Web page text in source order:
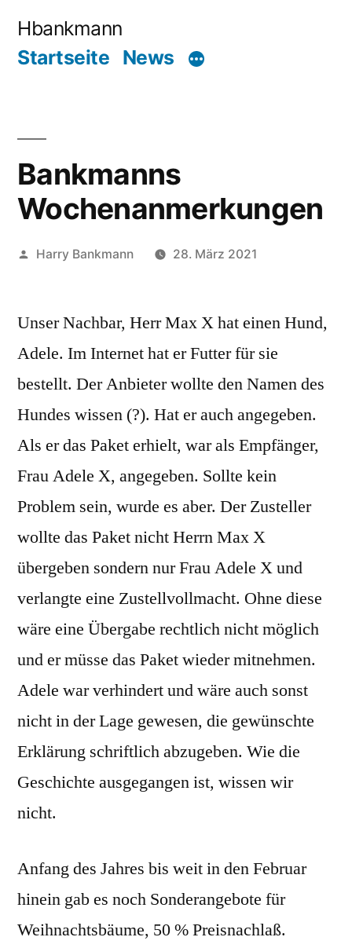
Inhalt
Hbankmann
Startseite News
Bankmanns
Wochenanmerkungen
Veröffentlicht
Harry Bankmann 28. März 2021
Unser Nachbar, Herr Max X hat einen Hund,
Adele. Im Internet hat er Futter für sie
bestellt. Der Anbieter wollte den Namen des
Hundes wissen (?). Hat er auch angegeben.
Als er das Paket erhielt, war als Empfänger,
Frau Adele X, angegeben. Sollte kein
Problem sein, wurde es aber. Der Zusteller
wollte das Paket nicht Herrn Max X
übergeben sondern nur Frau Adele X und
verlangte eine Zustellvollmacht. Ohne diese
wäre eine Übergabe rechtlich nicht möglich
und er müsse das Paket wieder mitnehmen.
Adele war verhindert und wäre auch sonst
nicht in der Lage gewesen, die gewünschte
Erklärung schriftlich abzugeben. Wie die
Geschichte ausgegangen ist, wissen wir
nicht.
Anfang des Jahres bis weit in den Februar
hinein gab es noch Sonderangebote für
Weihnachtsbäume, 50 % Preisnachlaß.